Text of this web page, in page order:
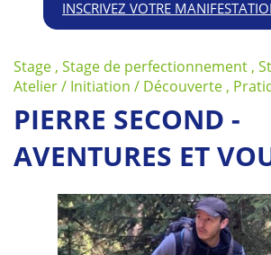
INSCRIVEZ VOTRE
Stage , Stage de perfectionnement ,
Atelier / Initiation / Découverte ,
PIERRE SECOND -
AVENTURES ET